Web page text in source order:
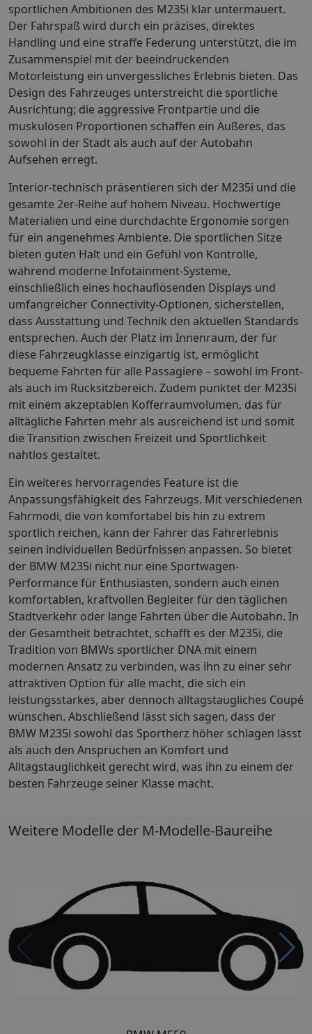
sportlichen Ambitionen des M235i klar untermauert.
Der Fahrspaß wird durch ein präzises, direktes
Handling und eine straffe Federung unterstützt, die im
Zusammenspiel mit der beeindruckenden
Motorleistung ein unvergessliches Erlebnis bieten. Das
Design des Fahrzeuges unterstreicht die sportliche
Ausrichtung; die aggressive Frontpartie und die
muskulösen Proportionen schaffen ein Äußeres, das
sowohl in der Stadt als auch auf der Autobahn
Aufsehen erregt.
Interior-technisch präsentieren sich der M235i und die
gesamte 2er-Reihe auf hohem Niveau. Hochwertige
Materialien und eine durchdachte Ergonomie sorgen
für ein angenehmes Ambiente. Die sportlichen Sitze
bieten guten Halt und ein Gefühl von Kontrolle,
während moderne Infotainment-Systeme,
einschließlich eines hochauflösenden Displays und
umfangreicher Connectivity-Optionen, sicherstellen,
dass Ausstattung und Technik den aktuellen Standards
entsprechen. Auch der Platz im Innenraum, der für
diese Fahrzeugklasse einzigartig ist, ermöglicht
bequeme Fahrten für alle Passagiere – sowohl im Front-
als auch im Rücksitzbereich. Zudem punktet der M235i
mit einem akzeptablen Kofferraumvolumen, das für
alltägliche Fahrten mehr als ausreichend ist und somit
die Transition zwischen Freizeit und Sportlichkeit
nahtlos gestaltet.
Ein weiteres hervorragendes Feature ist die
Anpassungsfähigkeit des Fahrzeugs. Mit verschiedenen
Fahrmodi, die von komfortabel bis hin zu extrem
sportlich reichen, kann der Fahrer das Fahrerlebnis
seinen individuellen Bedürfnissen anpassen. So bietet
der BMW M235i nicht nur eine Sportwagen-
Performance für Enthusiasten, sondern auch einen
komfortablen, kraftvollen Begleiter für den täglichen
Stadtverkehr oder lange Fahrten über die Autobahn. In
der Gesamtheit betrachtet, schafft es der M235i, die
Tradition von BMWs sportlicher DNA mit einem
modernen Ansatz zu verbinden, was ihn zu einer sehr
attraktiven Option für alle macht, die sich ein
leistungsstarkes, aber dennoch alltagstaugliches Coupé
wünschen. Abschließend lässt sich sagen, dass der
BMW M235i sowohl das Sportherz höher schlagen lässt
als auch den Ansprüchen an Komfort und
Alltagstauglichkeit gerecht wird, was ihn zu einem der
besten Fahrzeuge seiner Klasse macht.
Weitere Modelle der M-Modelle-Baureihe